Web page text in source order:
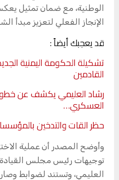
الوطنية، مع ضمان تمثيل
الإنجاز الفعلي لتعزيز مبدأ
قد يعجبك أيضاً :
تشكيلة الحكومة اليمنية
القادمين
رشاد العليمي يكشف عن
العسكري…
حظر القات والتدخين
وأوضح المصدر أن عملية
توجيهات رئيس مجلس القيادة
العليمي، وتستند لضوابط